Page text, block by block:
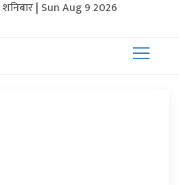
शनिबार | Sun Aug 9 2026